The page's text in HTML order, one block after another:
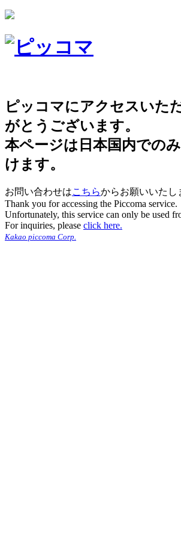
ピッコマにアクセスいた
がとうございます。
本ページは日本国内での
けます。
お問い合わせはこちらからお願いいたし
Thank you for accessing the Piccoma service.
Unfortunately, this service can only be used
For inquiries, please click here.
Kakao piccoma Corp.